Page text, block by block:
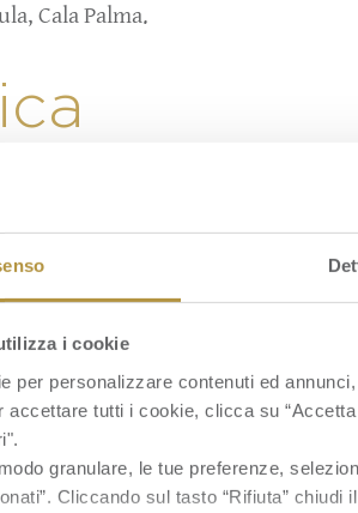
i cookie
per personalizzare contenuti ed
accettare tutti i cookie, clicca su
granulare, le tue preferenze,
Cliccando sul tasto “Rifiuta”
Cala Palma.
Spagna e Italia. Nel porto
scarica dalla nave e la carica sul
scrupolosi controlli per